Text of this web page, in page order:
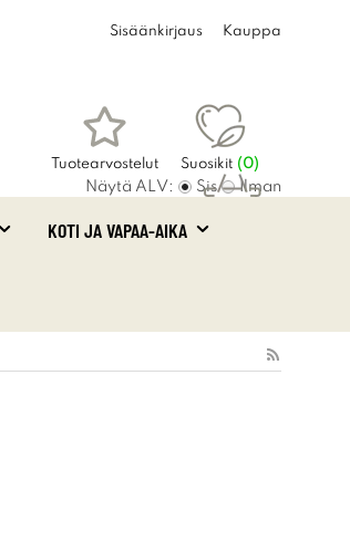
Sisäänkirjaus Kauppa
Tuotearvostelut Suosikit (0)
Ostoskori
Näytä ALV: Sis Ilman
KOTI JA VAPAA-AIKA